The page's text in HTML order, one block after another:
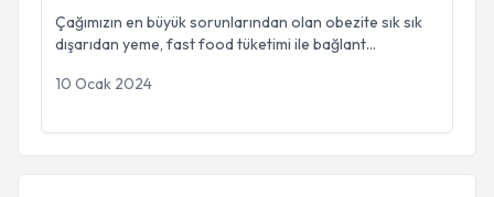
Çağımızın en büyük sorunlarından olan obezite sık sık
dışarıdan yeme, fast food tüketimi ile bağlant...
10 Ocak 2024